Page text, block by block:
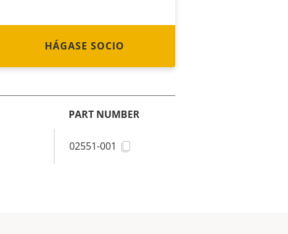
HÁGASE SOCIO
PART NUMBER
02551-001